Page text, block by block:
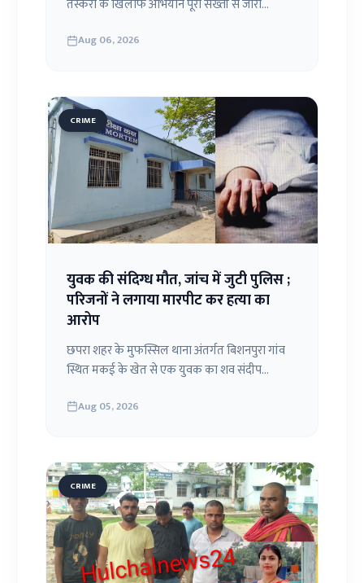
तस्करी के खिलाफ अभियान पूरी सख्ती से जारी...
Aug 06, 2026
CRIME
युवक की संदिग्ध मौत, जांच में जुटी पुलिस ;
परिजनों ने लगाया मारपीट कर हत्या का
आरोप
छपरा शहर के मुफस्सिल थाना अंतर्गत बिशनपुरा गांव
स्थित मकई के खेत से एक युवक का शव संदीप...
Aug 05, 2026
CRIME